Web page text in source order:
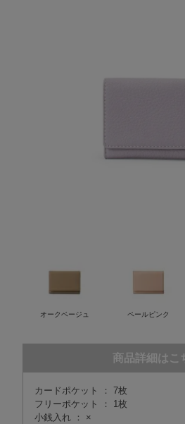
オークベージュ ペールピンク
商品詳細はこ
カードポケット ： 7枚
フリーポケット ： 1枚
小銭入れ ： ×